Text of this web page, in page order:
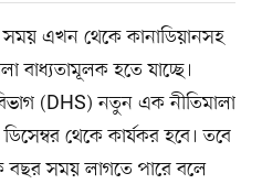
সময় এখন থেকে কানাডিয়ানসহ
বাধ্যতামূলক হতে যাচ্ছে।
বিভাগ (DHS) নতুন এক নীতিমালা
থেকে কার্যকর হবে। তবে
বছর সময় লাগতে পারে বলে